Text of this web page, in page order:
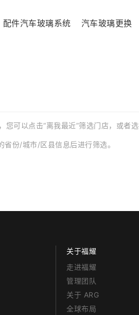
配件汽车玻璃系统 汽车玻璃更换
可以点击“离我最近”筛选门店，或者
省份/城市/区县信息后进行筛选。
关于福耀
走进福耀
管理团队
关于 ARG
全球布局